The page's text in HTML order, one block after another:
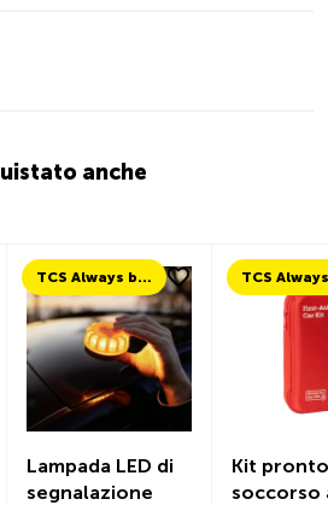
anche
TCS Always by my side
Lampada LED di
segnalazione
Kit pronto
soccorso